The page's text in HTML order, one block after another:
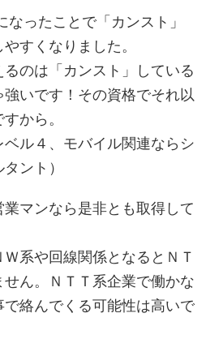
たことで「カンスト」
すくなりました。
のは「カンスト」している
いです！その資格でそれ以
から。
ベル４、モバイル関連ならシ
ント）
マンなら是非とも取得して
系や回線関係となるとＮＴ
せん。ＮＴＴ系企業で働かな
で絡んでくる可能性は高いで